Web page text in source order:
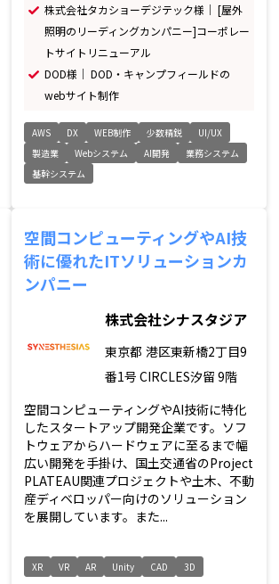
株式会社タカショーデジテック様｜ [屋外
照明のリーディングカンパニー]コーポレー
トサイトリニューアル
DOD様｜ DOD・キャンプフィールドの
webサイト制作
AWS DX WEB制作 少数精鋭
UI/UX
製造業
Webシステム AI開発
業務システム
基幹システム
空間コンピューティングやAI技
術に優れたITソリューションカ
ンパニー
株式会社シナスタジア
東京都 港区東新橋2丁目9
番1号 CIRCLES汐留 9階
空間コンピューティングやAI技術に特化
したスタートアップ開発企業です。ソフ
トウェアからハードウェアに至るまで幅
広い開発を手掛け、国土交通省のProject
PLATEAU関連プロジェクトや土木、不動
産ディベロッパー向けのソリューション
を展開しています。また...
XR VR AR Unity CAD 3D